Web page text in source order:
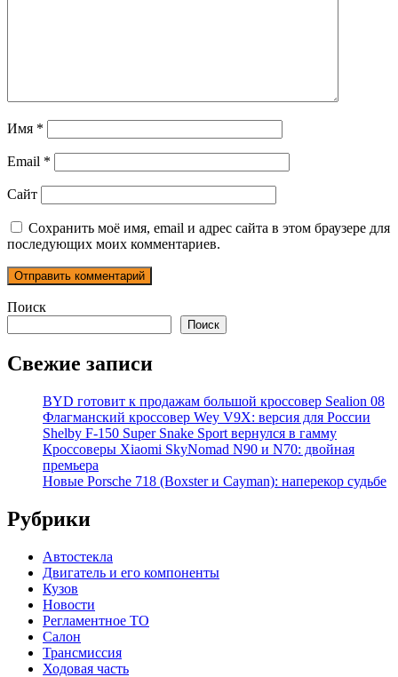
Имя *
Email *
Сайт
Сохранить моё имя, email и адрес сайта в этом браузере для
последующих моих комментариев.
Поиск
Поиск
Свежие записи
BYD готовит к продажам большой кроссовер Sealion 08
Флагманский кроссовер Wey V9X: версия для России
Shelby F-150 Super Snake Sport вернулся в гамму
Кроссоверы Xiaomi SkyNomad N90 и N70: двойная
премьера
Новые Porsche 718 (Boxster и Cayman): наперекор судьбе
Рубрики
Автостекла
Двигатель и его компоненты
Кузов
Новости
Регламентное ТО
Салон
Трансмиссия
Ходовая часть